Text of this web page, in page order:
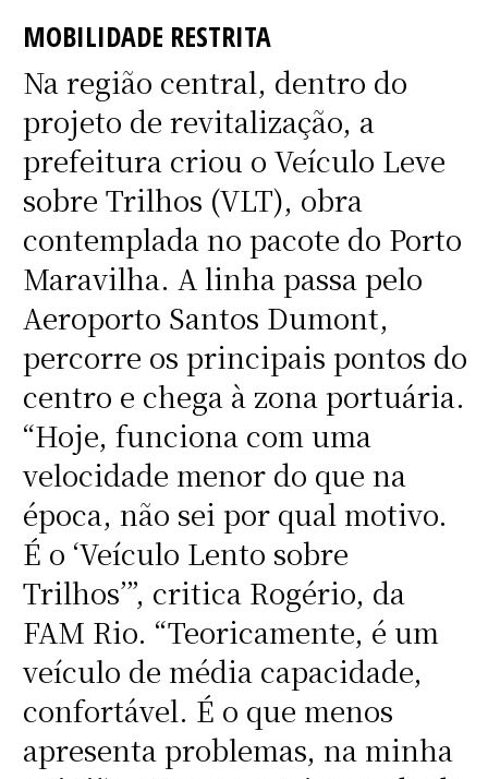
MOBILIDADE RESTRITA
Na região central, dentro do
projeto de revitalização, a
prefeitura criou o Veículo Leve
sobre Trilhos (VLT), obra
contemplada no pacote do Porto
Maravilha. A linha passa pelo
Aeroporto Santos Dumont,
percorre os principais pontos do
centro e chega à zona portuária.
“Hoje, funciona com uma
velocidade menor do que na
época, não sei por qual motivo.
É o ‘Veículo Lento sobre
Trilhos’”, critica Rogério, da
FAM Rio. “Teoricamente, é um
veículo de média capacidade,
confortável. É o que menos
apresenta problemas, na minha